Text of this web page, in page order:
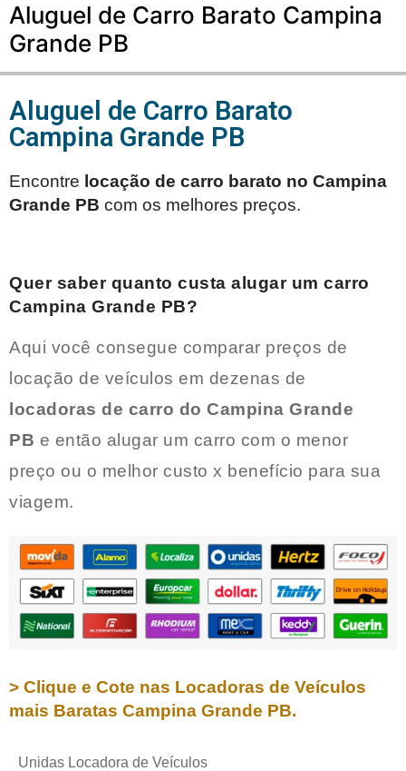
Aluguel de Carro Barato Campina
Grande PB
Aluguel de Carro Barato
Campina Grande PB
Encontre locação de carro barato no Campina
Grande PB com os melhores preços.
Quer saber quanto custa alugar um carro
Campina Grande PB?
Aqui você consegue comparar preços de
locação de veículos em dezenas de
locadoras de carro do Campina Grande
PB e então alugar um carro com o menor
preço ou o melhor custo x benefício para sua
viagem.
> Clique e Cote nas Locadoras de Veículos
mais Baratas Campina Grande PB.
Unidas Locadora de Veículos